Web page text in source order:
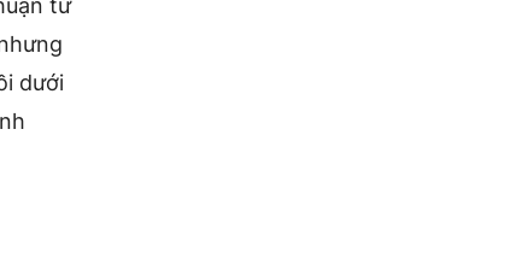
từ
dưới